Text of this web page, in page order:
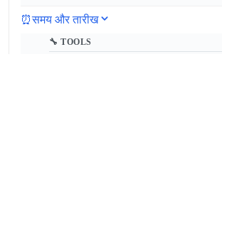
⏰समय और तारीख
🔧 TOOLS